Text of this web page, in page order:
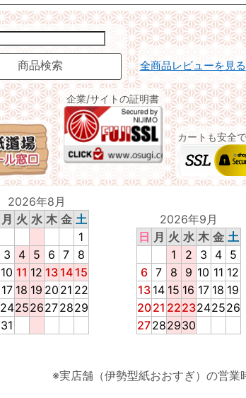
全商品レビューを見る
企業/サイトの証明書
カートも安全で
2026年8月
月 火 水 木 金 土
1
3 4 5 6 7
8
10 11 12 13 14 15
17 18 19 20 21 22
242526272829
31
2026年9月
日 月 火 水 木 金 土
1
2 3 4
5
6 7 8 9 10 11 12
13 14 15 16 17 18 19
2021 2223242526
27282930
※実店舗（伊勢型紙おおすぎ）の営業